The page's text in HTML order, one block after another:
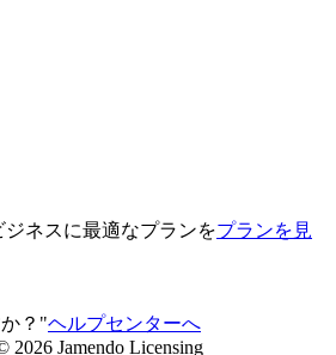
ジネスに最適なプランをプランを見
？"ヘルプセンターへ
2026 Jamendo Licensing